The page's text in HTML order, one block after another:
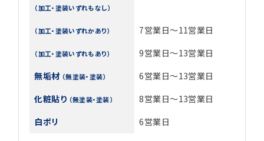
（加工・塗装いずれもなし）
（加工・塗装いずれかあり） 7営業日～11営業日
（加工・塗装いずれもあり）
9営業日～13営業日
無垢材 （無塗装・塗装）
6営業日～13営業日
化粧貼り （無塗装・塗装）
8営業日～13営業日
白ポリ
6営業日